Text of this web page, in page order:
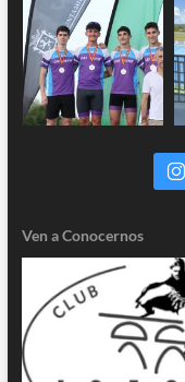
Ven a Conocernos